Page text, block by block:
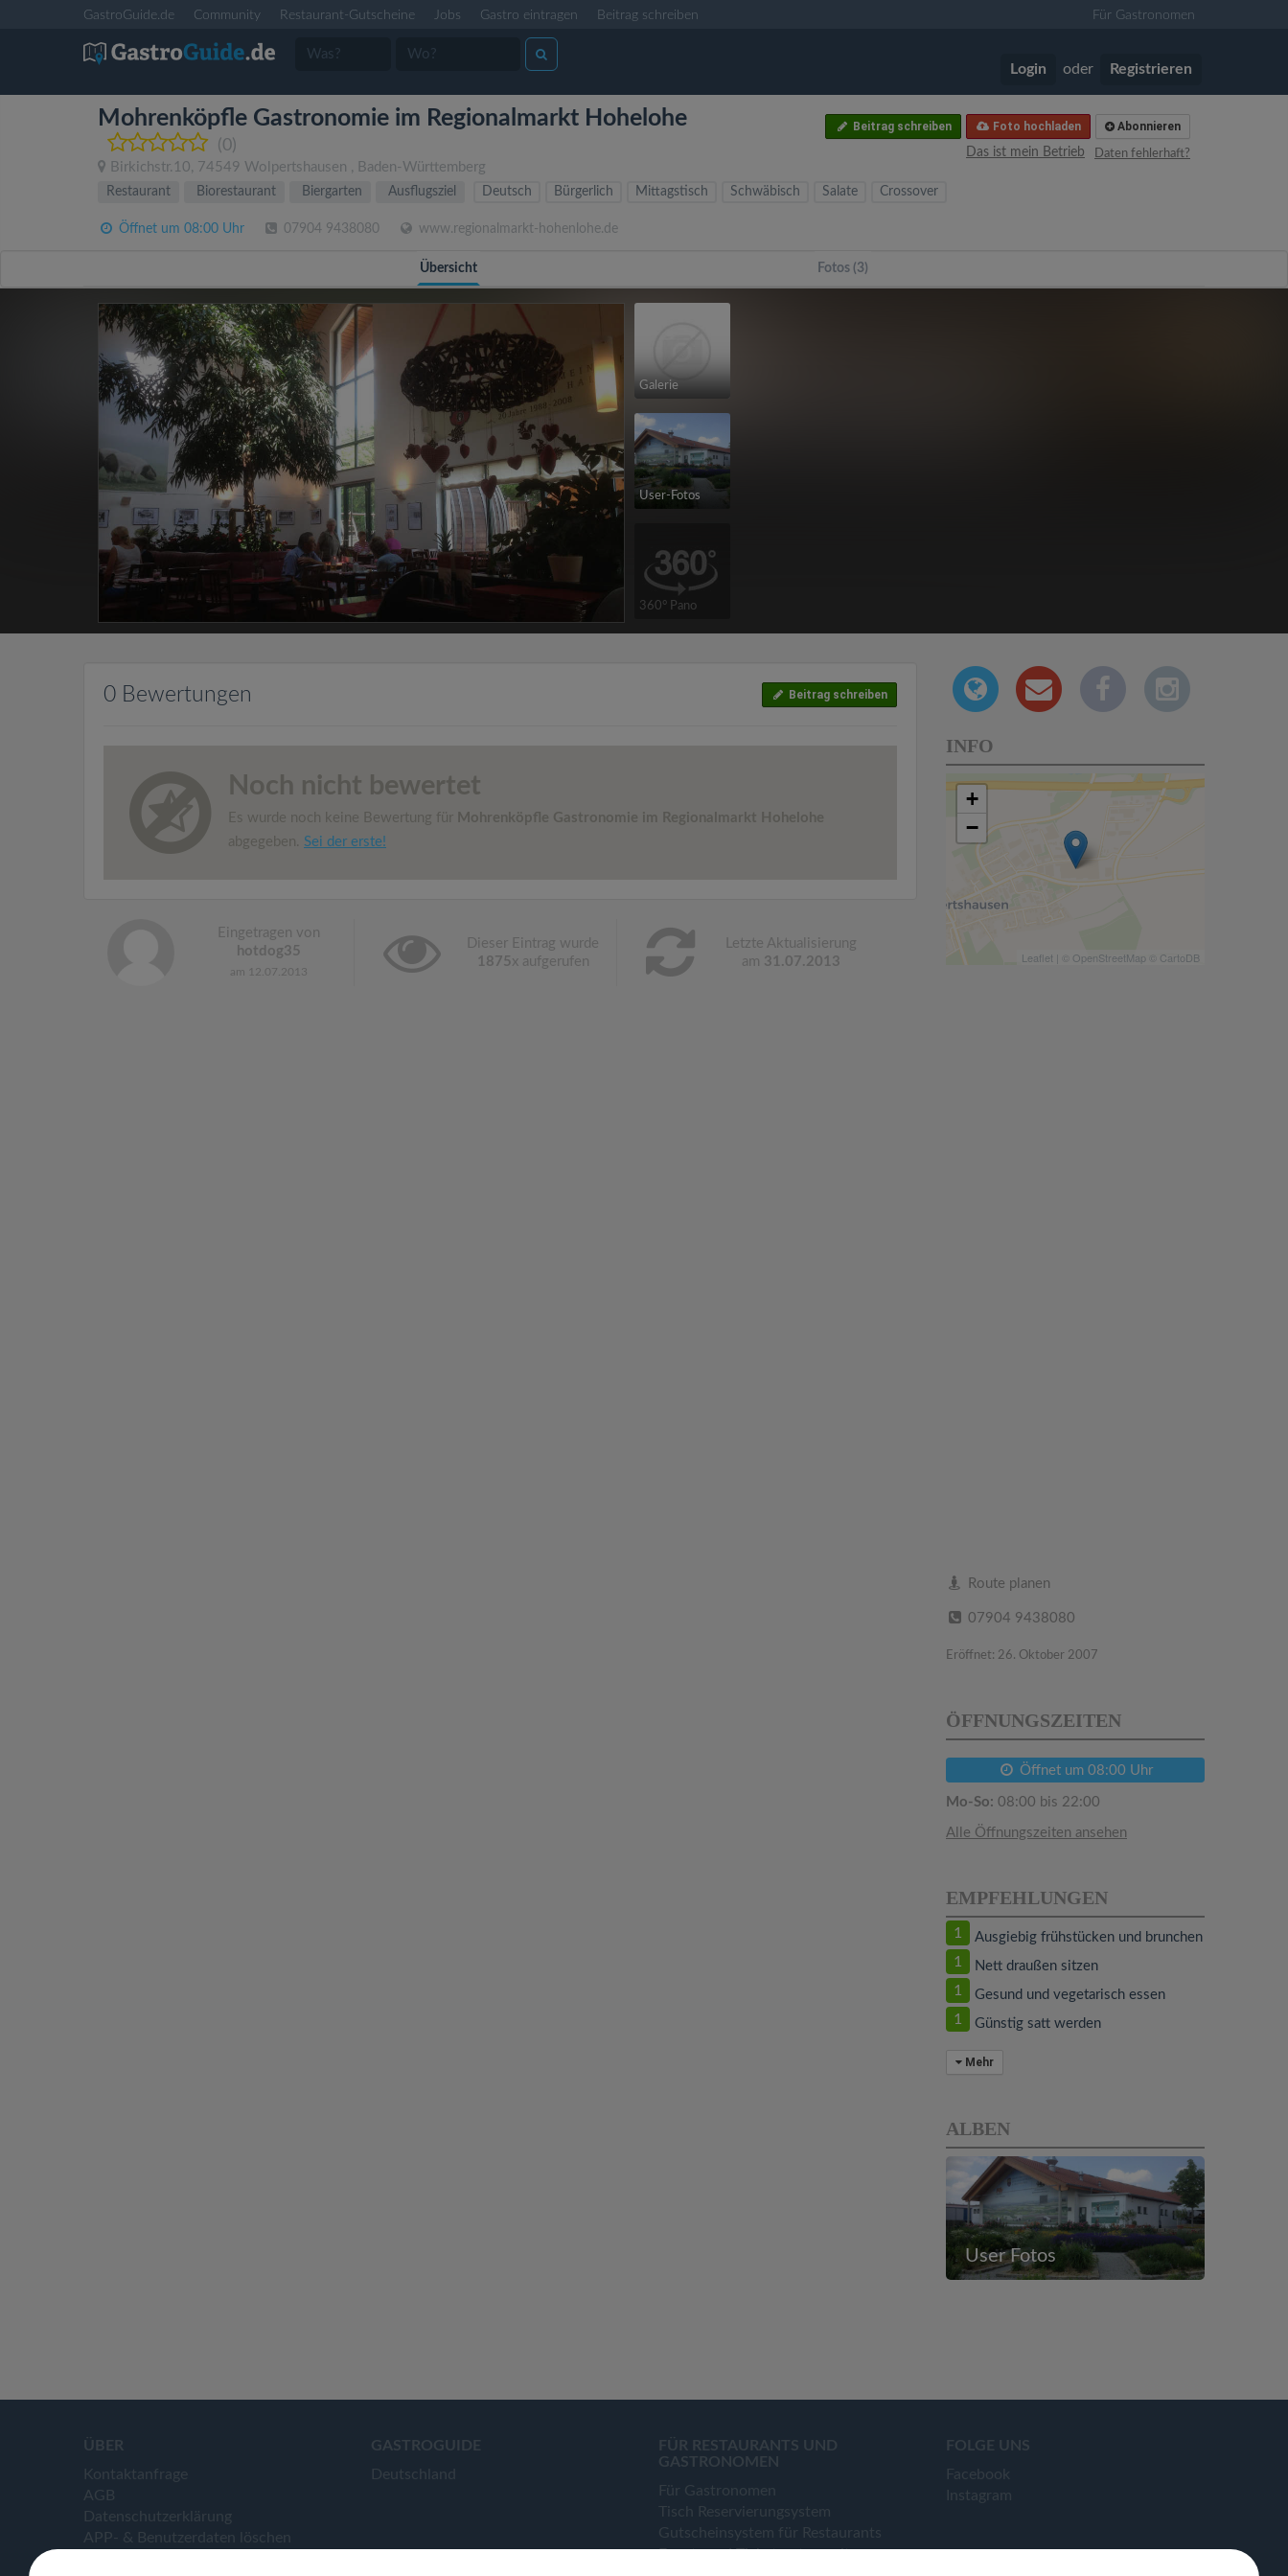
GastroGuide.de Community Restaurant-Gutscheine Jobs Gastro eintragen Beitrag schreiben Für Gastronomen
Login oder Registrieren
Mohrenköpfle Gastronomie im Regionalmarkt Hohelohe
(0)
Birkichstr.10, 74549 Wolpertshausen , Baden-Württemberg
Abonnieren
Foto hochladen
Beitrag schreiben
Daten fehlerhaft?
Das ist mein Betrieb
Restaurant Biorestaurant Biergarten Ausflugsziel Deutsch Bürgerlich Mittagstisch Schwäbisch Salate Crossover
Öffnet um 08:00 Uhr 07904 9438080 www.regionalmarkt-hohenlohe.de
Übersicht Fotos (3)
Galerie
User-Fotos
360° Pano
0 Bewertungen Beitrag schreiben
Noch nicht bewertet
Es wurde noch keine Bewertung für Mohrenköpfle Gastronomie im Regionalmarkt Hohelohe
abgegeben. Sei der erste!
Eingetragen von
hotdog35
am 12.07.2013
Dieser Eintrag wurde
1875 x aufgerufen
Letzte Aktualisierung
am 31.07.2013
INFO
+
−
Leaflet | © OpenStreetMap © CartoDB
Route planen
07904 9438080
Eröffnet: 26. Oktober 2007
ÖFFNUNGSZEITEN
Öffnet um 08:00 Uhr
Mo-So: 08:00 bis 22:00
Alle Öffnungszeiten ansehen
EMPFEHLUNGEN
1 Ausgiebig frühstücken und brunchen
1 Nett draußen sitzen
1 Gesund und vegetarisch essen
1 Günstig satt werden
Mehr
ALBEN
User Fotos
ÜBER
Kontaktanfrage
AGB
Datenschutzerklärung
APP- & Benutzerdaten löschen
GASTROGUIDE
Deutschland
FÜR RESTAURANTS UND
GASTRONOMEN
Für Gastronomen
Tisch Reservierungsystem
Gutscheinsystem für Restaurants
Event- und Ticketsystem mit
FOLGE UNS
Facebook
Instagram